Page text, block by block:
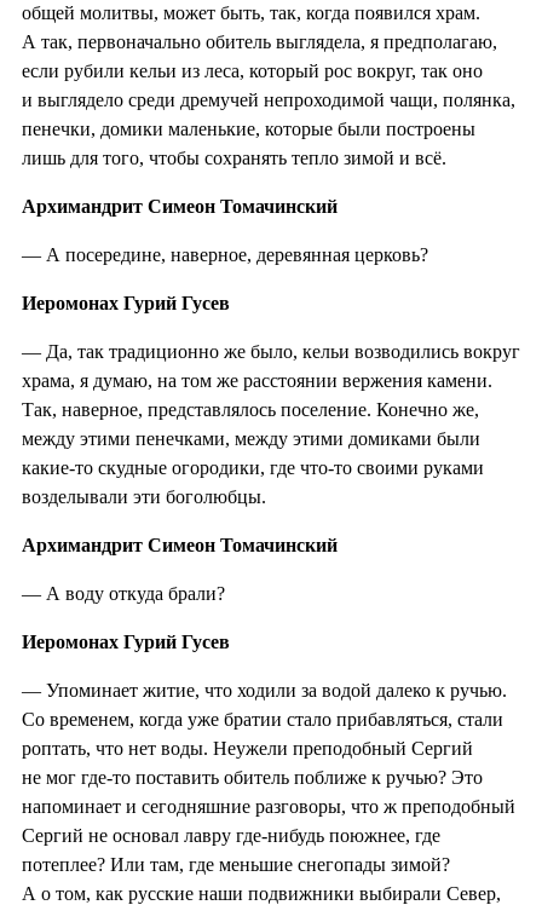
общей молитвы, может быть, так, когда появился храм.
А так, первоначально обитель выглядела, я предполагаю,
если рубили кельи из леса, который рос вокруг, так оно
и выглядело среди дремучей непроходимой чащи, полянка,
пенечки, домики маленькие, которые были построены
лишь для того, чтобы сохранять тепло зимой и всё.
Архимандрит Симеон Томачинский
— А посередине, наверное, деревянная церковь?
Иеромонах Гурий Гусев
— Да, так традиционно же было, кельи возводились вокруг
храма, я думаю, на том же расстоянии вержения камени.
Так, наверное, представлялось поселение. Конечно же,
между этими пенечками, между этими домиками были
какие-то скудные огородики, где что-то своими руками
возделывали эти боголюбцы.
Архимандрит Симеон Томачинский
— А воду откуда брали?
Иеромонах Гурий Гусев
— Упоминает житие, что ходили за водой далеко к ручью.
Со временем, когда уже братии стало прибавляться, стали
роптать, что нет воды. Неужели преподобный Сергий
не мог где-то поставить обитель поближе к ручью? Это
напоминает и сегодняшние разговоры, что ж преподобный
Сергий не основал лавру где-нибудь поюжнее, где
потеплее? Или там, где меньшие снегопады зимой?
А о том, как русские наши подвижники выбирали Север,